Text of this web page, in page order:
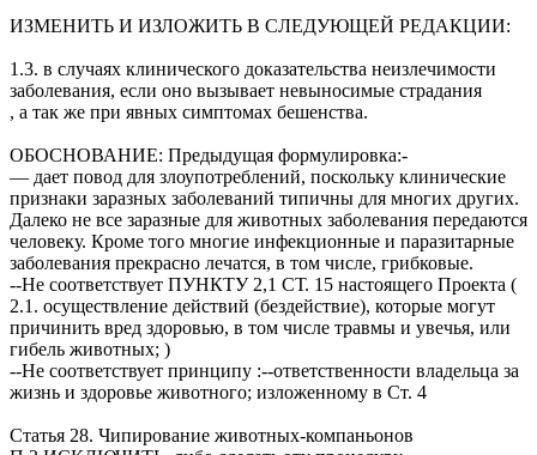
ИЗМЕНИТЬ И ИЗЛОЖИТЬ В СЛЕДУЮЩЕЙ РЕДАКЦИИ:
1.3. в случаях клинического доказательства неизлечимости
заболевания, если оно вызывает невыносимые страдания
, а так же при явных симптомах бешенства.
ОБОСНОВАНИЕ: Предыдущая формулировка:-
— дает повод для злоупотреблений, поскольку клинические
признаки заразных заболеваний типичны для многих других.
Далеко не все заразные для животных заболевания передаются
человеку. Кроме того многие инфекционные и паразитарные
заболевания прекрасно лечатся, в том числе, грибковые.
--Не соответствует ПУНКТУ 2,1 СТ. 15 настоящего Проекта (
2.1. осуществление действий (бездействие), которые могут
причинить вред здоровью, в том числе травмы и увечья, или
гибель животных; )
--Не соответствует принципу :--ответственности владельца за
жизнь и здоровье животного; изложенному в Ст. 4
Статья 28. Чипирование животных-компаньонов